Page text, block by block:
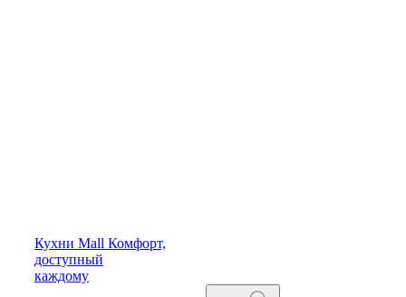
Кухни Mall Комфорт,
доступный
каждому